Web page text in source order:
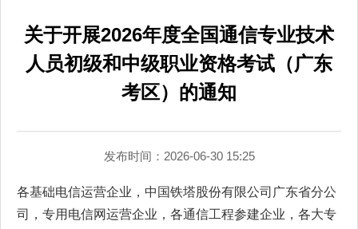
关于开展2026年度全国通信专业技术
人员初级和中级职业资格考试（广东
考区）的通知
发布时间：2026-06-30 15:25
各基础电信运营企业，中国铁塔股份有限公司广东省分公
司，专用电信网运营企业， 各通信工程参建企业，各大专